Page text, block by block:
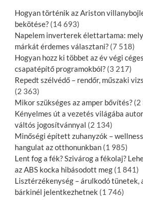
Hogyan történik az Ariston
bekötése? (14 693)
Napelem inverterek élettartama:
márkát érdemes választani? (7 518)
Hogyan hozz ki többet az év végi céges
csapatépítő programokból? (3 217)
Repedt szélvédő – rendőr, műszaki
(2 363)
Mikor szükséges az amper bővítés? (2
Kényelmes út a vezetés világába
váltós jogosítvánnyal (2 134)
Minőségi épített zuhanyzók –
hangulat az otthonunkban (1 985)
Lent fog a fék? Szivárog a fékolaj?
az ABS kocka hibásodott meg (1 841)
Lisztérzékenység – árulkodó tünetek,
bárkinél jelentkezhetnek (1 746)